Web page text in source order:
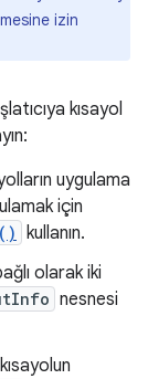
izin
kısayol
uygulama
için
kullanın.
olarak iki
nesnesi